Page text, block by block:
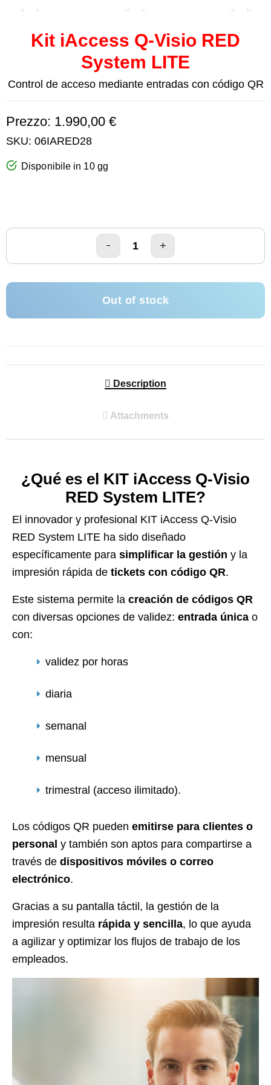
Kit iAccess Q-Visio RED
System LITE
Control de acceso mediante entradas con código QR
Prezzo: 1.990,00 €
SKU: 06IARED28
Disponibile in 10 gg
Out of stock
Description
Attachments
¿Qué es el KIT iAccess Q-Visio
RED System LITE?
El innovador y profesional KIT iAccess Q-Visio
RED System LITE ha sido diseñado
específicamente para simplificar la gestión y la
impresión rápida de tickets con código QR.
Este sistema permite la creación de códigos QR
con diversas opciones de validez: entrada única o
con:
validez por horas
diaria
semanal
mensual
trimestral (acceso ilimitado).
Los códigos QR pueden emitirse para clientes o
personal y también son aptos para compartirse a
través de dispositivos móviles o correo
electrónico.
Gracias a su pantalla táctil, la gestión de la
impresión resulta rápida y sencilla, lo que ayuda
a agilizar y optimizar los flujos de trabajo de los
empleados.